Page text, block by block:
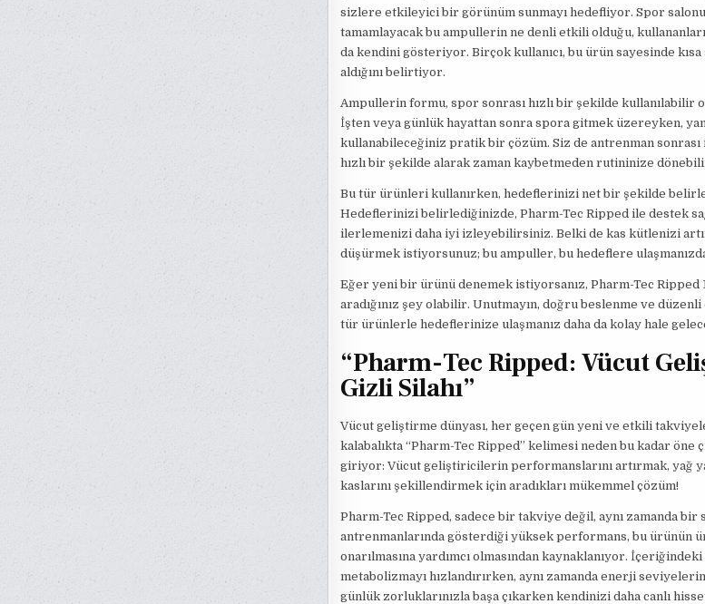
sizlere etkileyici bir görünüm sunmayı hedefliyor. Spor
tamamlayacak bu ampullerin ne denli etkili olduğu,
da kendini gösteriyor. Birçok kullanıcı, bu ürün sayesinde
aldığını belirtiyor.
Ampullerin formu, spor sonrası hızlı bir şekilde kullanılabilir
İşten veya günlük hayattan sonra spora gitmek üzereyken,
kullanabileceğiniz pratik bir çözüm. Siz de antrenman
hızlı bir şekilde alarak zaman kaybetmeden rutininize
Bu tür ürünleri kullanırken, hedeflerinizi net bir şekilde
Hedeflerinizi belirlediğinizde, Pharm-Tec Ripped ile destek
ilerlemenizi daha iyi izleyebilirsiniz. Belki de kas kütlenizi
düşürmek istiyorsunuz; bu ampuller, bu hedeflere
Eğer yeni bir ürünü denemek istiyorsanız, Pharm-Tec Ripped
aradığınız şey olabilir. Unutmayın, doğru beslenme ve
tür ürünlerle hedeflerinize ulaşmanız daha da kolay hale
“Pharm-Tec Ripped: Vücut
Gizli Silahı”
Vücut geliştirme dünyası, her geçen gün yeni ve etkili
kalabalıkta “Pharm-Tec Ripped” kelimesi neden bu kadar öne
giriyor: Vücut geliştiricilerin performanslarını artırmak, yağ
kaslarını şekillendirmek için aradıkları mükemmel çözüm!
Pharm-Tec Ripped, sadece bir takviye değil, aynı zamanda bir
antrenmanlarında gösterdiği yüksek performans, bu ürünün
onarılmasına yardımcı olmasından kaynaklanıyor.
metabolizmayı hızlandırırken, aynı zamanda enerji
günlük zorluklarınızla başa çıkarken kendinizi daha canlı